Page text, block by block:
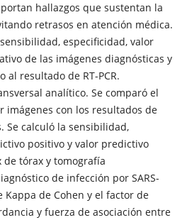
hallazgos que sustentan la
retrasos en atención médica.
especificidad, valor
de las imágenes diagnósticas y
al resultado de RT-PCR.
analítico. Se comparó el
imágenes con los resultados de
Se calculó la sensibilidad,
positivo y valor predictivo
de tórax y tomografía
de infección por SARS-
Kappa de Cohen y el factor de
y fuerza de asociación entre